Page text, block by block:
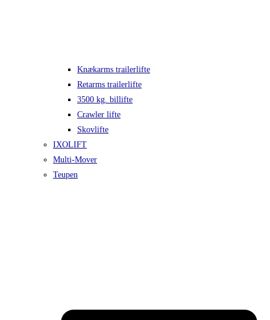
Knækarms trailerlifte
Retarms trailerlifte
3500 kg. billifte
Crawler lifte
Skovlifte
IXOLIFT
Multi-Mover
Teupen